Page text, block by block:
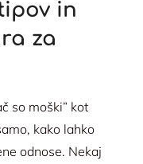
in
za
so moški” kot
kako lahko
odnose. Nekaj